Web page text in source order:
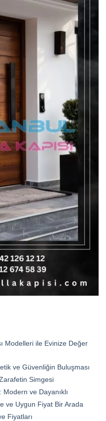
Modelleri ile Evinize Değer
ve Güvenliğin Buluşması
Simgesi
Modern ve Dayanıklı
ve Uygun Fiyat Bir Arada
Fiyatları